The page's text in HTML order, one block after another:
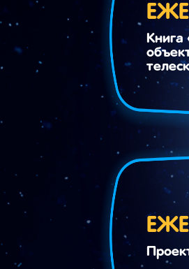
Книга